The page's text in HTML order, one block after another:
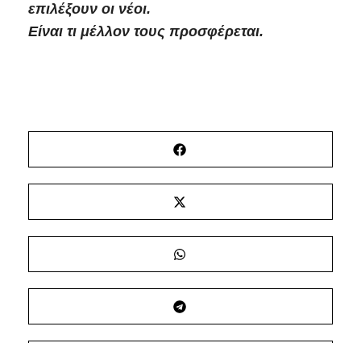
επιλέξουν οι νέοι.
Είναι τι μέλλον τους προσφέρεται.